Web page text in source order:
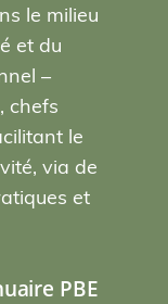
le milieu
et du
–
chefs
le
via de
et
PBE